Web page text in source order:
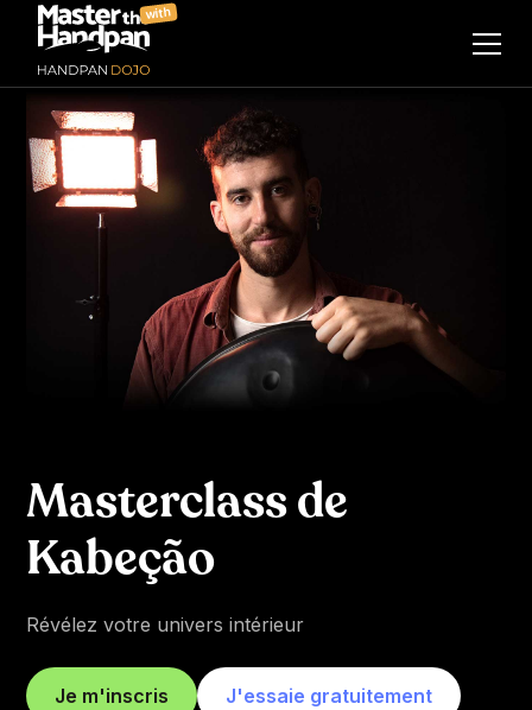
with
Masterclass de
Kabeção
Révélez votre univers intérieur
Je m'inscris J'essaie gratuitement